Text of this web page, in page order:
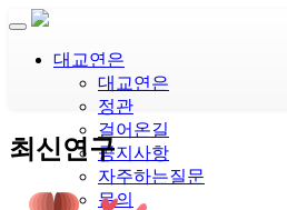
대교연은
대교연은
정관
걸어온길
공지사항
자주하는질문
문의
최신연구